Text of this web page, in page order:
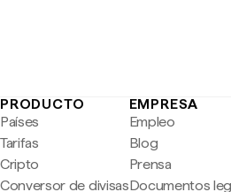
PRODUCTO
Países
Tarifas
Cripto
Conversor de divisas
EMPRESA
Empleo
Blog
Prensa
Documentos